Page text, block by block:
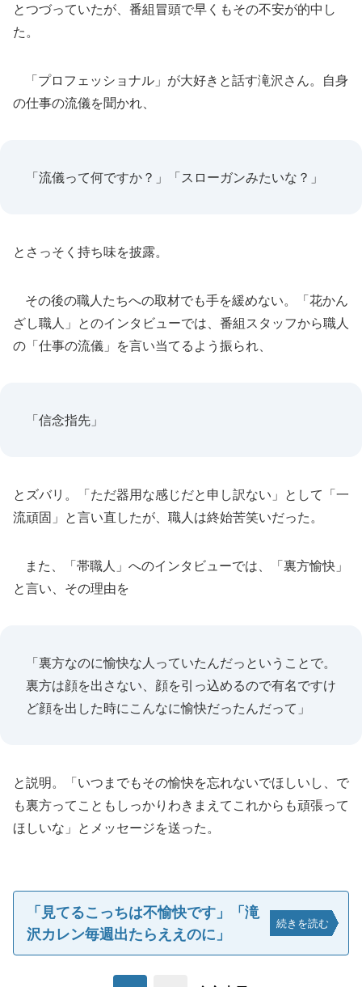
とつづっていたが、番組冒頭で早くもその不安が的中し
た。
「プロフェッショナル」が大好きと話す滝沢さん。自身
の仕事の流儀を聞かれ、
「流儀って何ですか？」「スローガンみたいな？」
とさっそく持ち味を披露。
その後の職人たちへの取材でも手を緩めない。「花かん
ざし職人」とのインタビューでは、番組スタッフから職人
の「仕事の流儀」を言い当てるよう振られ、
「信念指先」
とズバリ。「ただ器用な感じだと申し訳ない」として「一
流頑固」と言い直したが、職人は終始苦笑いだった。
また、「帯職人」へのインタビューでは、「裏方愉快」
と言い、その理由を
「裏方なのに愉快な人っていたんだっということで。
裏方は顔を出さない、顔を引っ込めるので有名ですけ
ど顔を出した時にこんなに愉快だったんだって」
と説明。「いつまでもその愉快を忘れないでほしいし、で
も裏方ってこともしっかりわきまえてこれからも頑張って
ほしいな」とメッセージを送った。
「見てるこっちは不愉快です」「滝
沢カレン毎週出たらええのに」
続きを読む